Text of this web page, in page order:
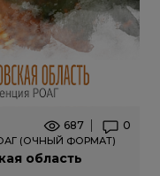
687 0
(ОЧНЫЙ ФОРМАТ)
область